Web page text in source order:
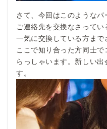
さて、今回はこのようなパ
ご連絡先を交換なさって
一気に交換している方まで
ここで知り合った方同士
らっしゃいます。新しい
す。